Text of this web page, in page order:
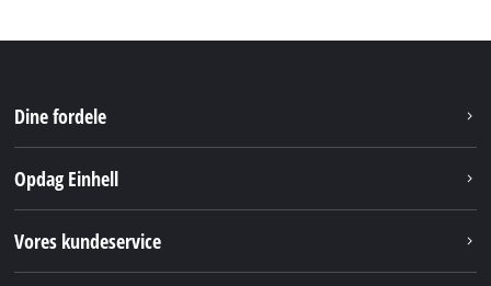
Dine fordele
Opdag Einhell
Vores kundeservice